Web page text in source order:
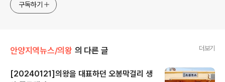
구독하기
안양지역뉴스/의왕 의 다른 글 더보기
[20240121]의왕을 대표하던 오봉막걸리 생